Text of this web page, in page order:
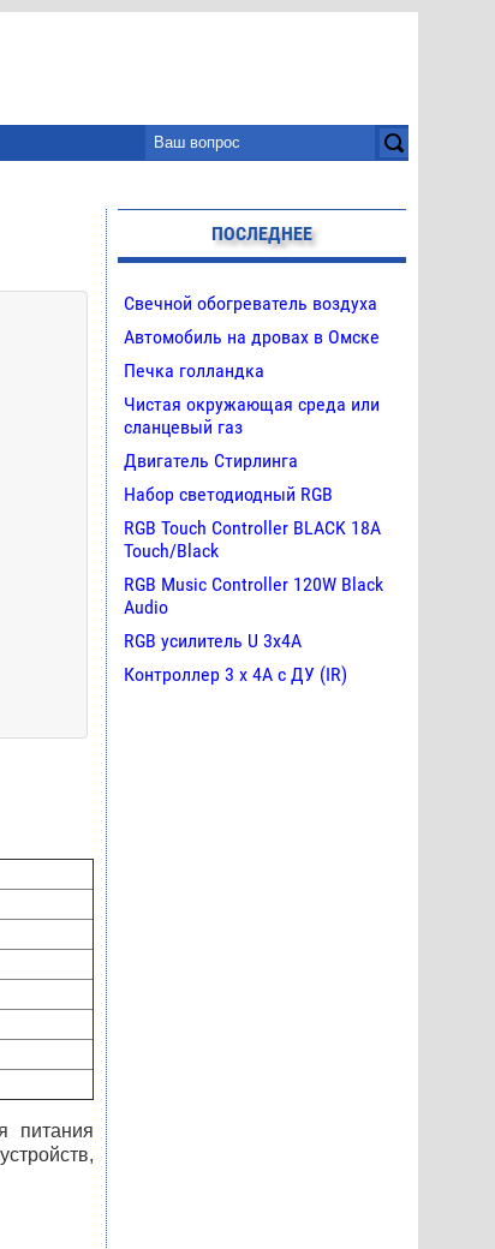
питания
ПОСЛЕДНЕЕ
Свечной обогреватель воздуха
Автомобиль на дровах в Омске
Печка голландка
Чистая окружающая среда или
сланцевый газ
Двигатель Стирлинга
Набор светодиодный RGB
RGB Touch Controller BLACK 18A
Touch/Black
RGB Music Controller 120W Black
Audio
RGB усилитель U 3х4A
Контроллер 3 х 4А с ДУ (IR)